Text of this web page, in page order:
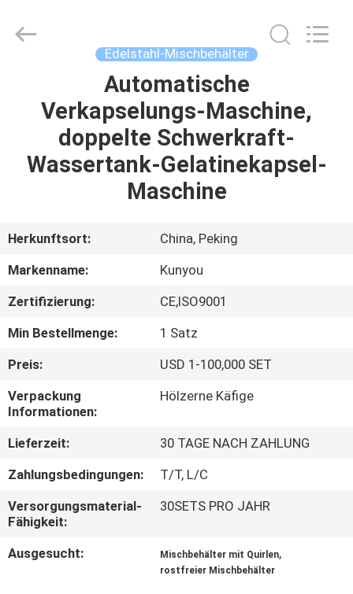
HAUSE
PRODUKTE
ÜBER
WERKSBESICHTIGUNG
QUALITÄTSKONTROLLE
NEUIGKEITEN
BITTE UM
EIN
ANGEBOT
Pharmatech
Co.,LTD..
Edelstahl-Mischbehälter
Automatische
Verkapselungs-Maschine,
doppelte Schwerkraft-
Wassertank-Gelatinekapsel-
Maschine
Herkunftsort:
China, Peking
Markenname:
Kunyou
Zertifizierung:
CE,ISO9001
Min Bestellmenge:
1 Satz
Preis:
USD 1-100,000 SET
Verpackung
Informationen:
Hölzerne Käfige
Lieferzeit:
30 TAGE NACH ZAHLUNG
Zahlungsbedingungen:
T/T, L/C
Versorgungsmaterial-
Fähigkeit:
30SETS PRO JAHR
Ausgesucht: Mischbehälter mit Quirlen,
rostfreier Mischbehälter